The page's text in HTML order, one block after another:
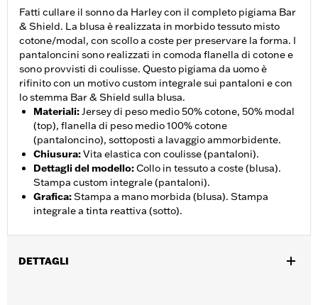
Fatti cullare il sonno da Harley con il completo pigiama Bar
& Shield. La blusa è realizzata in morbido tessuto misto
cotone/modal, con scollo a coste per preservare la forma. I
pantaloncini sono realizzati in comoda flanella di cotone e
sono provvisti di coulisse. Questo pigiama da uomo è
rifinito con un motivo custom integrale sui pantaloni e con
lo stemma Bar & Shield sulla blusa.
Materiali:Jersey di peso medio 50% cotone, 50% modal
(top), flanella di peso medio 100% cotone
(pantaloncino), sottoposti a lavaggio ammorbidente.
Chiusura:Vita elastica con coulisse (pantaloni).
Dettagli del modello:Collo in tessuto a coste (blusa).
Stampa custom integrale (pantaloni).
Grafica:Stampa a mano morbida (blusa). Stampa
integrale a tinta reattiva (sotto).
DETTAGLI